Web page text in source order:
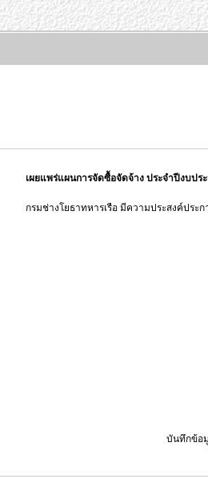
เผยแพร่แผนการจัดซื้อจัดจ้าง ประจำปีงบป
กรมช่างโยธาทหารเรือ มีความประสงค์ปร
บันทึกข้อมู